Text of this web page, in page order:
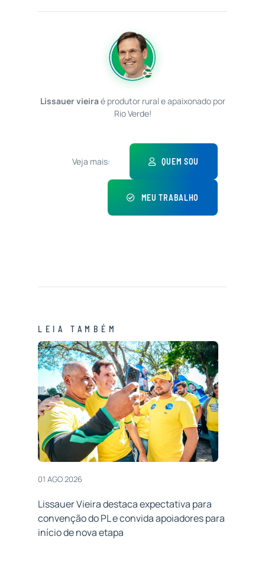
Lissauer vieiraé produtor rural e apaixonado por
Rio Verde!
Veja mais: QUEM SOU
MEU TRABALHO
LEIA TAMBÉM
01 AGO 2026
Lissauer Vieira destaca expectativa para
convenção do PL e convida apoiadores para
início de nova etapa